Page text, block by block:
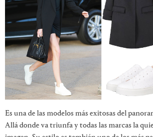
Es una de las modelos más exitosas del
Allá donde va triunfa y todas las marcas la